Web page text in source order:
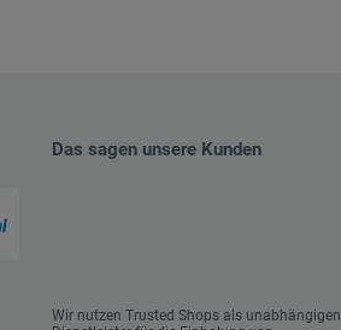
Das sagen unsere Kunden
Wir nutzen Trusted Shops als unabhängigen